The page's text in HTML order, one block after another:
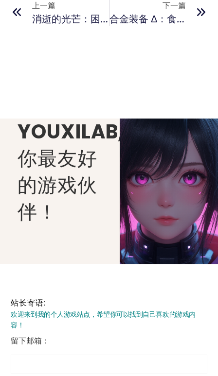
上一篇
消逝的光芒：困兽
下一篇
合金装备 Δ：食蛇者
YOUXILAB,
你最友好
的游戏伙
伴！
站长寄语:
欢迎来到我的个人游戏站点，希望你可以找到自己喜欢的游戏内
容！
留下邮箱：